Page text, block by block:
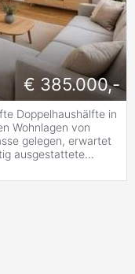
€ 385.000,-
Doppelhaushälfte in
Wohnlagen von
gelegen, erwartet
ausgestattete...